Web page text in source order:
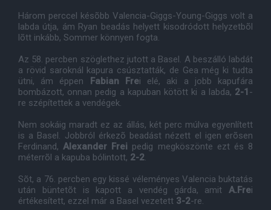
Három perccel késõbb Valencia-Giggs-Young-Giggs volt a
labda útja, ám Ryan beadás helyett kisodródott helyzetbõl
lõtt inkább, Sommer könnyen fogta.
Az 58. percben szöglethez jutott a Basel. A beszálló labdát
a rövid saroknál kapura csúsztatták, de Gea még ki tudta
ütni, ám éppen
Fabian Frei elé, aki a jobb kapufára
bombázott, onnan pedig a kapuban kötött ki a labda, 2-1 -
re szépítettek a vendégek.
Nem sokáig maradt ez az állás, két perc múlva egyenlített
is a Basel. Jobbról érkezõ beadást nézett el igen erõsen
Ferdinand,Alexander Frei pedig megköszönte ezt és 8
méterrõl a kapuba bólintott, 2-2.
Sõt, a 76. percben egy kissé véleményes Valencia buktatás
után büntetõt is kapott a vendég gárda, amit A.Frei
értékesített, ezzel már a Basel vezetett 3-2-re.